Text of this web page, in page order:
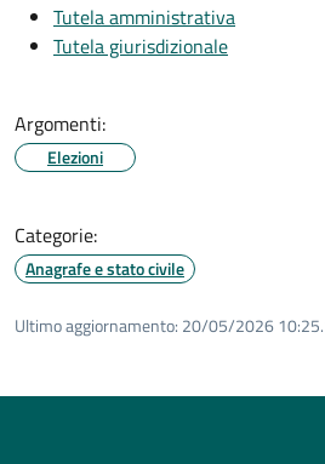
Tutela amministrativa
Tutela giurisdizionale
Argomenti:
Elezioni
Categorie:
Anagrafe e stato civile
Ultimo aggiornamento: 20/05/2026